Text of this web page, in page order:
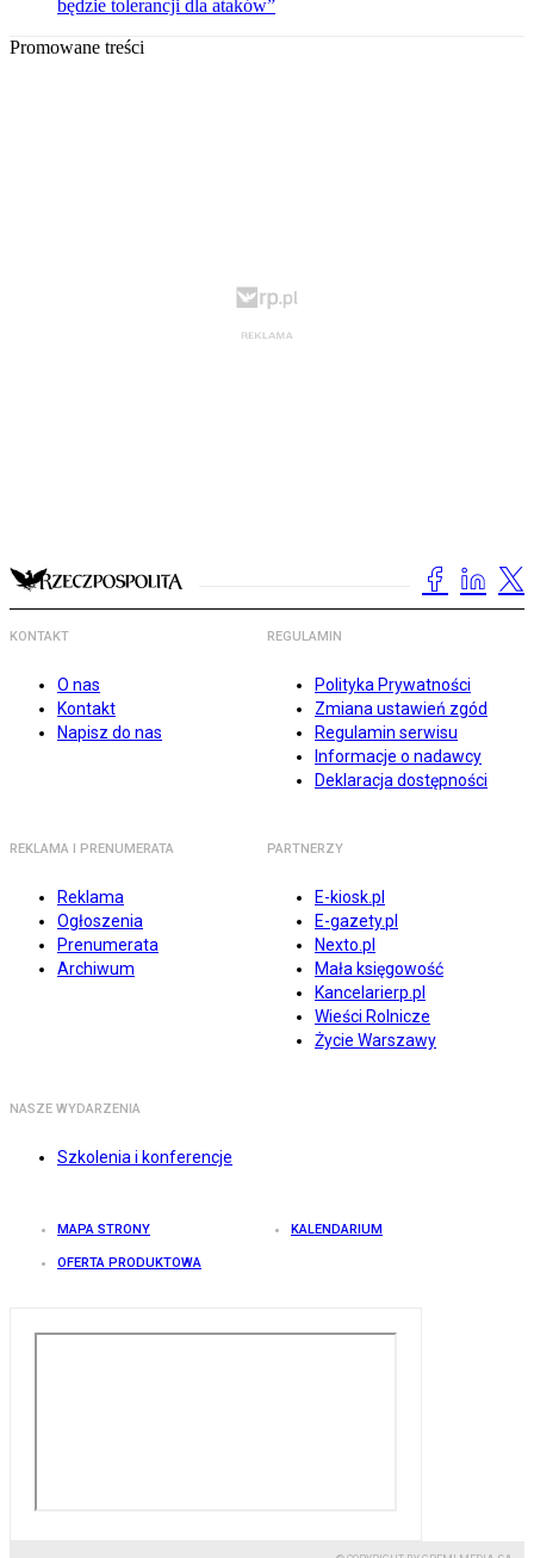
będzie tolerancji dla ataków”
Promowane treści
KONTAKT
O nas
Kontakt
Napisz do nas
REGULAMIN
Polityka Prywatności
Zmiana ustawień zgód
Regulamin serwisu
Informacje o nadawcy
Deklaracja dostępności
REKLAMA I PRENUMERATA
Reklama
Ogłoszenia
Prenumerata
Archiwum
PARTNERZY
E-kiosk.pl
E-gazety.pl
Nexto.pl
Mała księgowość
Kancelarierp.pl
Wieści Rolnicze
Życie Warszawy
NASZE WYDARZENIA
Szkolenia i konferencje
MAPA STRONY KALENDARIUM
OFERTA PRODUKTOWA